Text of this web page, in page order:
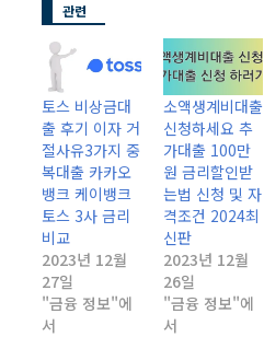
관련
토스 비상금대
출 후기 이자 거
절사유3가지 중
복대출 카카오
뱅크 케이뱅크
토스 3사 금리
비교
2023년 12월
27일
"금융 정보"에
서
소액생계비대출
신청하세요 추
가대출 100만
원 금리할인받
는법 신청 및 자
격조건 2024최
신판
2023년 12월
26일
"금융 정보"에
서